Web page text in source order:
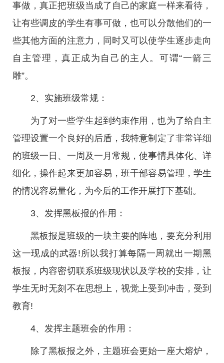
事做，真正把班级当成了自己的家庭一样来看待，
让有些调皮的学生有事可做，也可以分散他们的一
些其他方面的注意力，同时又可以使学生逐步走向
自主管理，真正成为自己的主人。可谓“一箭三
雕”。
2、实施班级常规：
为了对一些学生起到约束作用，也为了给自主
管理设置一个良好的后盾，我特意制定了非常详细
的班级一日、一周及一月常规，使事情具体化、详
细化，操作起来更加容易，班干部容易管理，学生
的情况容易量化，为今后的工作开展打下基础。
3、发挥黑板报的作用：
黑板报是班级的一块主要的阵地，要充分利用
这一现成的武器!所以我打算每隔一周就出一期黑
板报，内容密切联系班级现状以及学校的安排，让
学生无时无刻不在思想上，视觉上受到冲击，受到
教育!
4、发挥主题班会的作用：
除了黑板报之外，主题班会更始一座大熔炉，